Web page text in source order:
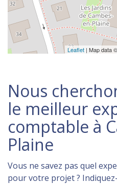
Leaflet | Map data
Nous
le meilleur
comptable à
Plaine
Vous ne savez pas quel
pour votre projet ?